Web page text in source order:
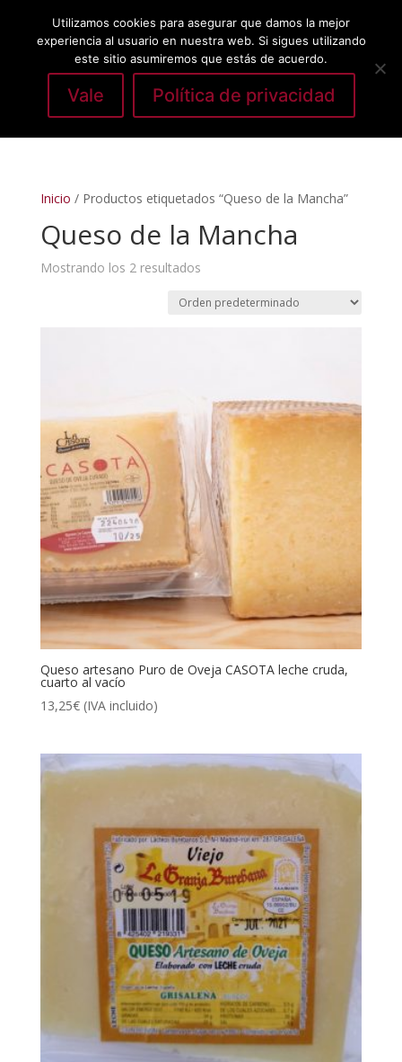
Seleccionar página
Inicio / Productos etiquetados “Queso de la Mancha”
Queso de la Mancha
Mostrando los 2 resultados
Queso artesano Puro de Oveja CASOTA leche cruda,
cuarto al vacío
13,25€ (IVA incluido)
Utilizamos cookies para asegurar que damos la mejor
experiencia al usuario en nuestra web. Si sigues utilizando
este sitio asumiremos que estás de acuerdo.
Vale Política de privacidad